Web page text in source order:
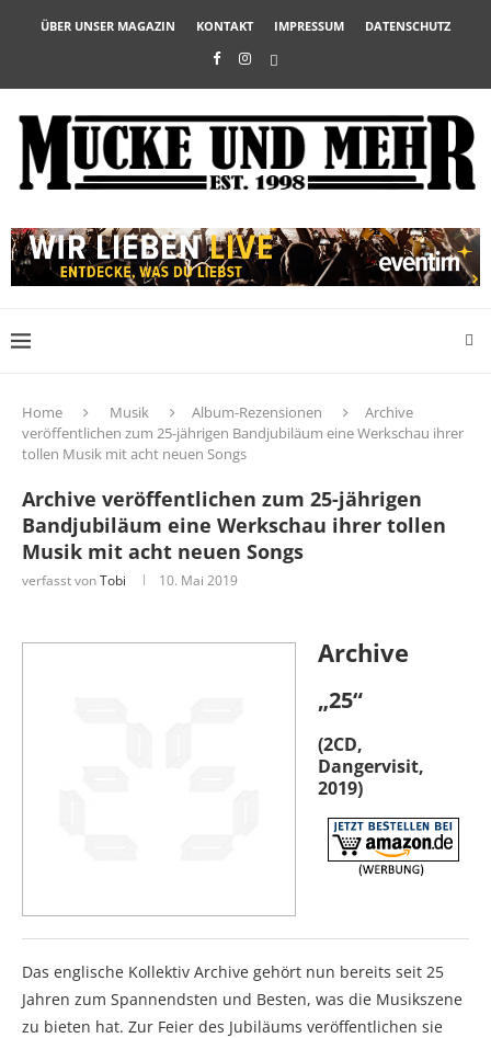
ÜBER UNSER MAGAZIN KONTAKT IMPRESSUM DATENSCHUTZ
Home Musik Album-Rezensionen
Archive
veröffentlichen zum 25-jährigen Bandjubiläum eine Werkschau ihrer
tollen Musik mit acht neuen Songs
Archive veröffentlichen zum 25-jährigen
Bandjubiläum eine Werkschau ihrer tollen
Musik mit acht neuen Songs
verfasst vonTobi 10. Mai 2019
Archive
„25“
(2CD,
Dangervisit,
2019)
Das englische Kollektiv Archive gehört nun bereits seit 25
Jahren zum Spannendsten und Besten, was die Musikszene
zu bieten hat. Zur Feier des Jubiläums veröffentlichen sie